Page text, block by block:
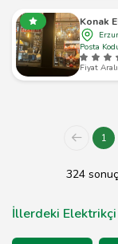
Konak
Posta
Fiyat
1
324
İllerdeki